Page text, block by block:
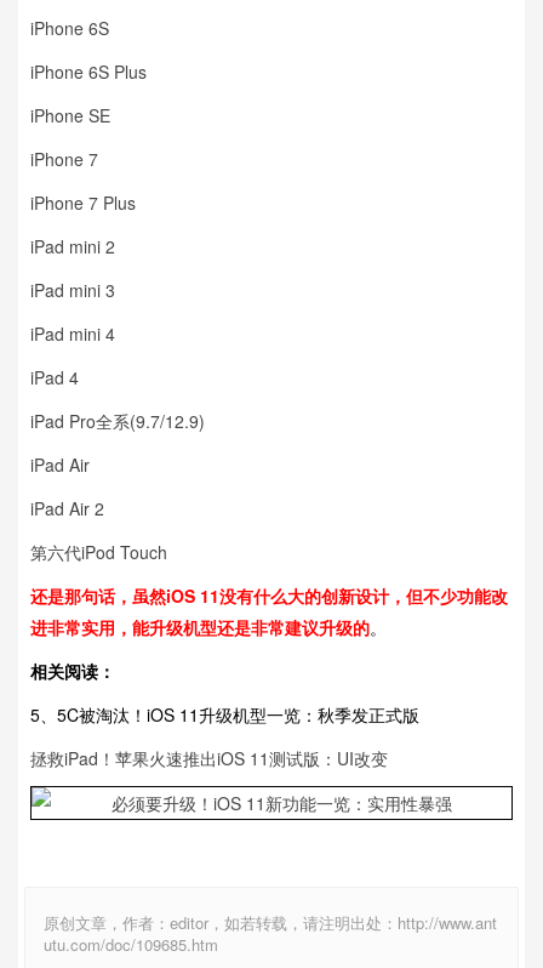
iPhone 6S
iPhone 6S Plus
iPhone SE
iPhone 7
iPhone 7 Plus
iPad mini 2
iPad mini 3
iPad mini 4
iPad 4
iPad Pro全系(9.7/12.9)
iPad Air
iPad Air 2
第六代iPod Touch
还是那句话，虽然iOS 11没有什么大的创新设计，但不少功能改
进非常实用，能升级机型还是非常建议升级的。
相关阅读：
5、5C被淘汰！iOS 11升级机型一览：秋季发正式版
拯救iPad！苹果火速推出iOS 11测试版：UI改变
原创文章，作者：editor，如若转载，请注明出处：http://www.ant
utu.com/doc/109685.htm